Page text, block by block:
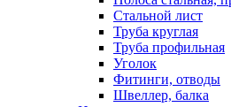
Стальной лист
Труба круглая
Труба профильная
Уголок
Фитинги, отводы
Швеллер, балка